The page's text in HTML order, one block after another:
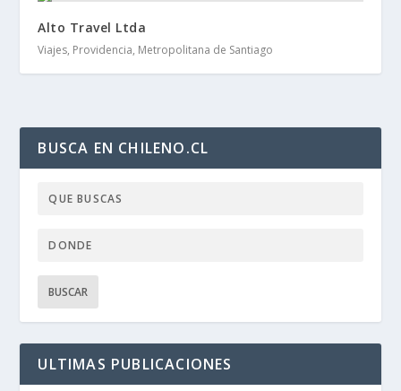
Alto Travel Ltda
Viajes, Providencia, Metropolitana de Santiago
BUSCA EN CHILENO.CL
ULTIMAS PUBLICACIONES